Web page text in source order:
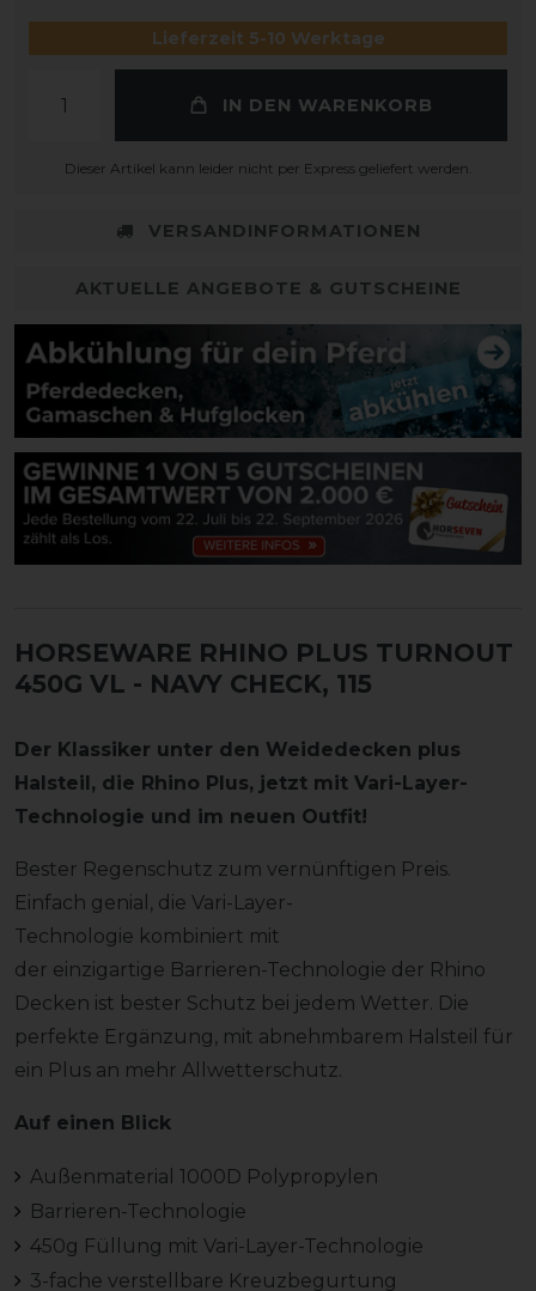
Lieferzeit 5-10 Werktage
IN DEN WARENKORB
Dieser Artikel kann leider nicht per Express geliefert werden.
VERSANDINFORMATIONEN
AKTUELLE ANGEBOTE & GUTSCHEINE
HORSEWARE RHINO PLUS TURNOUT
450G VL - NAVY CHECK, 115
Der Klassiker unter den Weidedecken plus
Halsteil, die Rhino Plus, jetzt mit Vari-Layer-
Technologie und im neuen Outfit!
Bester Regenschutz zum vernünftigen Preis.
Einfach genial, die Vari-Layer-
Technologie kombiniert mit
der einzigartige Barrieren-Technologie der Rhino
Decken ist bester Schutz bei jedem Wetter. Die
perfekte Ergänzung, mit abnehmbarem Halsteil für
ein Plus an mehr Allwetterschutz.
Auf einen Blick
Außenmaterial 1000D Polypropylen
Barrieren-Technologie
450g Füllung mit Vari-Layer-Technologie
3-fache verstellbare Kreuzbegurtung